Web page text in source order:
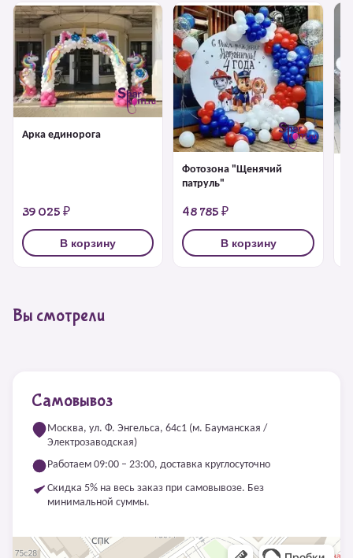
Арка единорога
39 025 ₽
В корзину
Фотозона "Щенячий
патруль"
48 785 ₽
В корзину
Вы смотрели
Самовывоз
Москва, ул. Ф. Энгельса, 64с1 (м. Бауманская /
Электрозаводская)
Работаем 09:00 – 23:00, доставка круглосуточно
Скидка 5% на весь заказ при самовывозе. Без
минимальной суммы.